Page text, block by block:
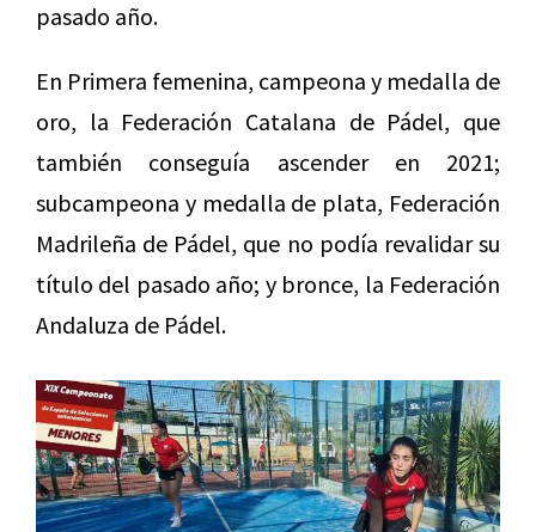
pasado año.
En Primera femenina, campeona y medalla de
oro, la Federación Catalana de Pádel, que
también conseguía ascender en 2021;
subcampeona y medalla de plata, Federación
Madrileña de Pádel, que no podía revalidar su
título del pasado año; y bronce, la Federación
Andaluza de Pádel.